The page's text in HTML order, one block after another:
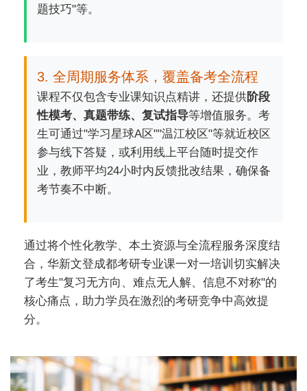
题技巧"等。
3. 全周期服务体系，覆盖备考全流程
课程不仅包含专业课知识点精讲，还提供阶段
性模考、真题带练、复试指导等增值服务。考
生可通过"学习星球A区""温江校区"等就近校区
参与线下答疑，或利用线上平台随时提交作
业，教师平均24小时内反馈批改结果，确保备
考节奏不中断。
通过将个性化教学、本土资源与全流程服务深度结
合，华新文登成都考研专业课一对一培训切实解决
了考生"复习无方向、难点无人解、信息不对称"的
核心痛点，助力学员在激烈的考研竞争中高效提
分。